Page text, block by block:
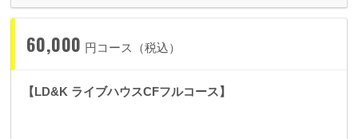
60,000 円コース（税込）
【LD&K ライブハウスCFフルコース】